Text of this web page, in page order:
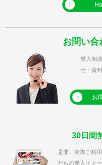
お問い合
導入相
せ・資
お
30日間
是非、実際ご利
がらの導入イメ